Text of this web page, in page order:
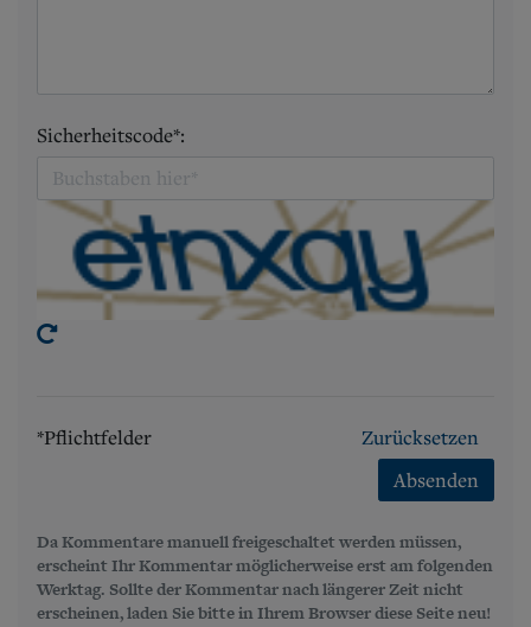
Sicherheitscode*:
*Pflichtfelder
Zurücksetzen
Absenden
Da Kommentare manuell freigeschaltet werden müssen,
erscheint Ihr Kommentar möglicherweise erst am folgenden
Werktag. Sollte der Kommentar nach längerer Zeit nicht
erscheinen, laden Sie bitte in Ihrem Browser diese Seite neu!